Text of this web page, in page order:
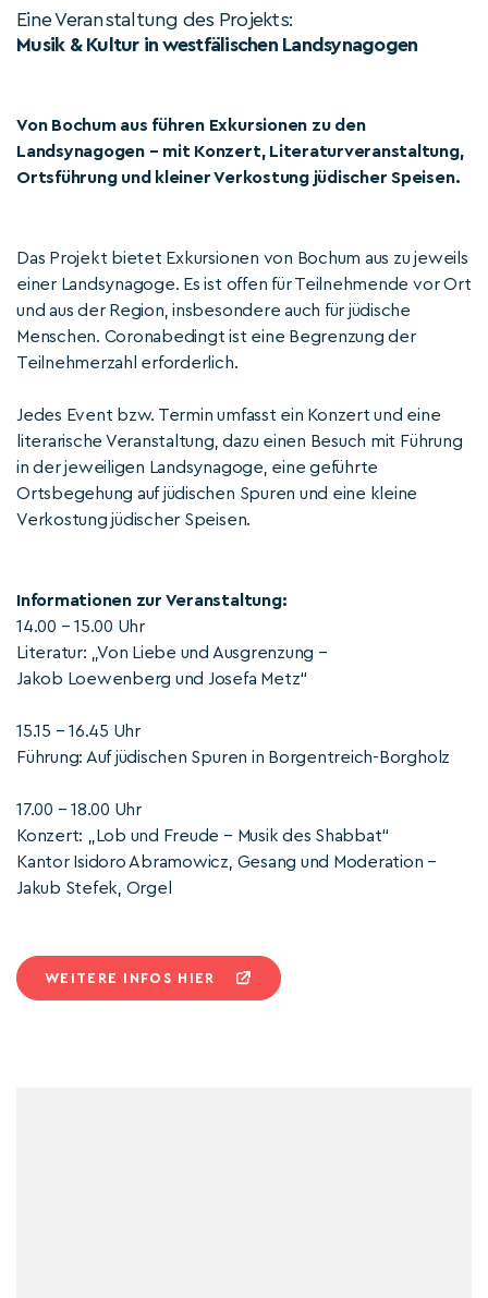
Eine Veranstaltung des Projekts:
Musik & Kultur in westfälischen Landsynagogen
Von Bochum aus führen Exkursionen zu den
Landsynagogen – mit Konzert, Literaturveranstaltung,
Ortsführung und kleiner Verkostung jüdischer Speisen.
Das Projekt bietet Exkursionen von Bochum aus zu jeweils
einer Landsynagoge. Es ist offen für Teilnehmende vor Ort
und aus der Region, insbesondere auch für jüdische
Menschen. Coronabedingt ist eine Begrenzung der
Teilnehmerzahl erforderlich.
Jedes Event bzw. Termin umfasst ein Konzert und eine
literarische Veranstaltung, dazu einen Besuch mit Führung
in der jeweiligen Landsynagoge, eine geführte
Ortsbegehung auf jüdischen Spuren und eine kleine
Verkostung jüdischer Speisen.
Informationen zur Veranstaltung:
14.00 – 15.00 Uhr
Literatur: „Von Liebe und Ausgrenzung –
Jakob Loewenberg und Josefa Metz“
15.15 – 16.45 Uhr
Führung: Auf jüdischen Spuren in Borgentreich-Borgholz
17.00 – 18.00 Uhr
Konzert: „Lob und Freude – Musik des Shabbat“
Kantor Isidoro Abramowicz, Gesang und Moderation –
Jakub Stefek, Orgel
WEITERE INFOS HIER